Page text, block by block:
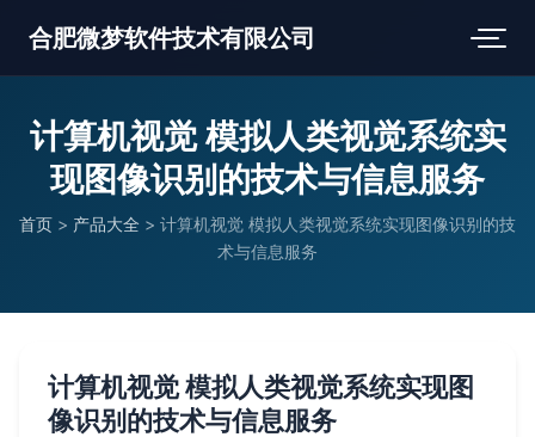
合肥微梦软件技术有限公司
计算机视觉 模拟人类视觉系统实
现图像识别的技术与信息服务
首页 > 产品大全 > 计算机视觉 模拟人类视觉系统实现图像识别的技
术与信息服务
计算机视觉 模拟人类视觉系统实现图
像识别的技术与信息服务